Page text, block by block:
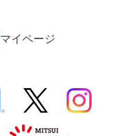
マイページ